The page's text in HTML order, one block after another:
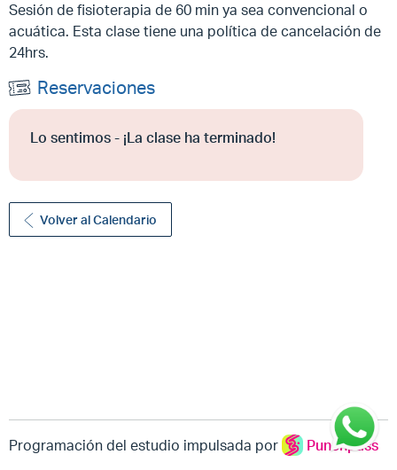
Sesión de fisioterapia de 60 min ya sea convencional o
acuática. Esta clase tiene una política de cancelación de
24hrs.
Reservaciones
Lo sentimos - ¡La clase ha terminado!
Volver al Calendario
Programación del estudio impulsada por Punchpass